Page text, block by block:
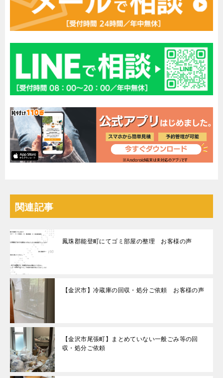
関連記事
鳳珠郡能登町にてゴミ部屋の整理 お客様の声
【金沢市】冷蔵庫の回収・処分ご依頼 お客様の声
【金沢市尾張町】まとめていない一般ごみ等の回
収・処分ご依頼